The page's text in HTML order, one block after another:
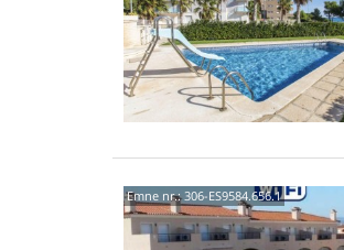
Emne nr.:306-ES9584.656.1